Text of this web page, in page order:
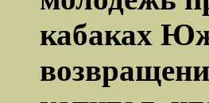
кабаках